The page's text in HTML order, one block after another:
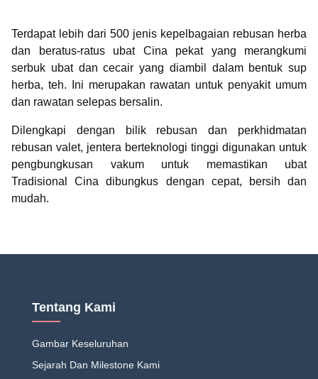
Terdapat lebih dari 500 jenis kepelbagaian rebusan herba
dan beratus-ratus ubat Cina pekat yang merangkumi
serbuk ubat dan cecair yang diambil dalam bentuk sup
herba, teh. Ini merupakan rawatan untuk penyakit umum
dan rawatan selepas bersalin.
Dilengkapi dengan bilik rebusan dan perkhidmatan
rebusan valet, jentera berteknologi tinggi digunakan untuk
pengbungkusan vakum untuk memastikan ubat
Tradisional Cina dibungkus dengan cepat, bersih dan
mudah.
Tentang Kami
Gambar Keseluruhan
Sejarah Dan Milestone Kami